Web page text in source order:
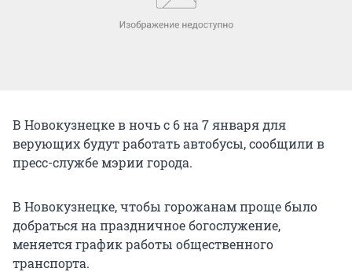
В Новокузнецке в ночь с 6 на 7 января для
верующих будут работать автобусы, сообщили в
пресс-службе мэрии города.
В Новокузнецке, чтобы горожанам проще было
добраться на праздничное богослужение,
меняется график работы общественного
транспорта.